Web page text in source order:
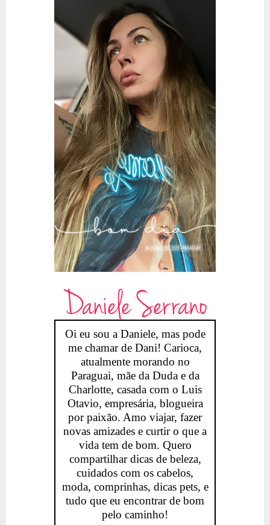
Daniele Serrano
Oi eu sou a Daniele, mas pode
me chamar de Dani! Carioca,
atualmente morando no
Paraguai, mãe da Duda e da
Charlotte, casada com o Luis
Otavio, empresária, blogueira
por paixão. Amo viajar, fazer
novas amizades e curtir o que a
vida tem de bom. Quero
compartilhar dicas de beleza,
cuidados com os cabelos,
moda, comprinhas, dicas pets, e
tudo que eu encontrar de bom
pelo caminho!